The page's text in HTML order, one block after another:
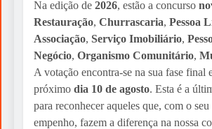
Na edição de 2026, estão a concurso
Restauração, Churrascaria, Pessoa
Associação, Serviço Imobiliário,
Negócio, Organismo Comunitário,
A votação encontra-se na sua fase final
próximo dia 10 de agosto. Esta é a
para reconhecer aqueles que, com o
empenho, fazem a diferença na nossa